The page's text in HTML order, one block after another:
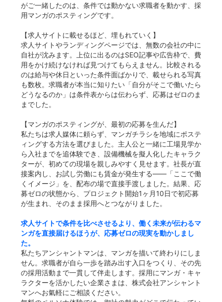
がご一緒したのは、条件では動かない求職者を動かす、採
用マンガのポスティングです。
【求人サイトに載せるほど、埋もれていく】
求人サイトやランディングページでは、無数の会社の中に
自社が沈みます。上位に出るのはSEO記事や広告枠で、費
用をかけ続けなければ見つけてもらえません。比較される
のは給与や休日といった条件面ばかりで、載せられる写真
も数枚。求職者が本当に知りたい「自分がそこで働いたら
どうなるのか」は条件表からは伝わらず、応募はゼロのま
までした。
【マンガのポスティングが、最初の応募を生んだ】
私たちは求人媒体に頼らず、マンガチラシを地域にポステ
ィングする方法を選びました。主人公と一緒に工場見学か
ら入社までを追体験でき、設備機械を擬人化したキャラク
ターが、初めての現場を親しみやすく見せます。社長が直
接案内し、お試し労働にも賃金が発生する——「ここで働
くイメージ」を、配布の場で直接手渡しました。結果、応
募ゼロの状態から、プロジェクト開始1ヶ月10日で初応募
が生まれ、そのまま採用へとつながりました。
求人サイトで条件を比べさせるより、働く未来が伝わるマ
ンガを直接届けるほうが、応募ゼロの現実を動かしまし
た。
私たちアンシャントマンは、マンガを描いて終わりにしま
せん。求職者が自ら一歩を踏み出す入口をつくり、その先
の採用活動まで一貫して伴走します。採用にマンガ・キャ
ラクターを活かしたい企業さまは、株式会社アンシャント
マンへお氣軽にご相談ください。